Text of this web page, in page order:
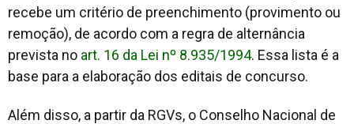
recebe um critério de preenchimento (provimento ou
remoção), de acordo com a regra de alternância
prevista no art. 16 da Lei nº 8.935/1994. Essa lista é a
base para a elaboração dos editais de concurso.
Além disso, a partir da RGVs, o Conselho Nacional de